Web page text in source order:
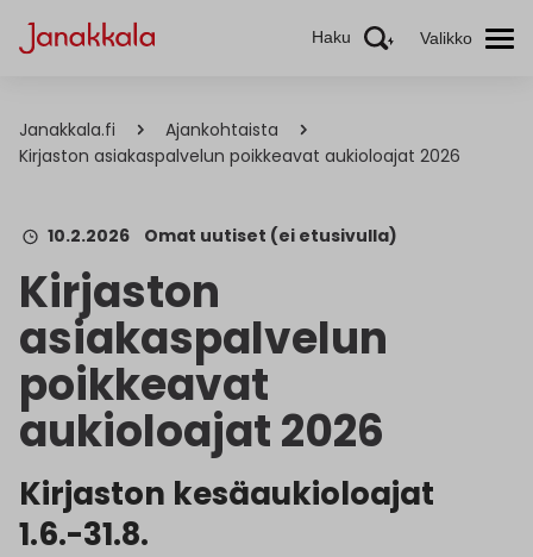
Haku Valikko
Janakkala.fi
Ajankohtaista
Kirjaston asiakaspalvelun poikkeavat aukioloajat 2026
10.2.2026 Omat uutiset (ei etusivulla)
Kirjaston
asiakaspalvelun
poikkeavat
aukioloajat 2026
Kirjaston kesäaukioloajat
1.6.-31.8.